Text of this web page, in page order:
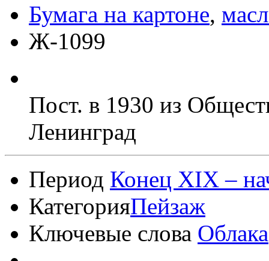
Бумага на картоне,
Ж-1099
Пост. в 1930 из
Ленинград
Период Конец XIX –
КатегорияПейзаж
Ключевые слова Облака